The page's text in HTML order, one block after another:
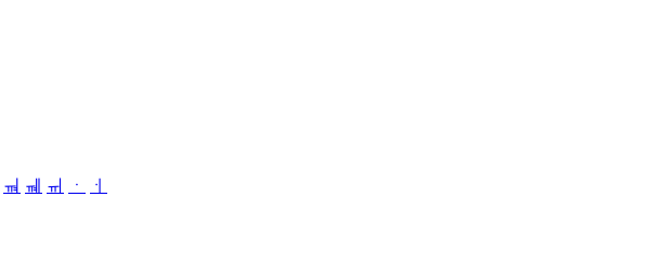
ㆊ ㆋ ㆌ ㆍ
ㆎ